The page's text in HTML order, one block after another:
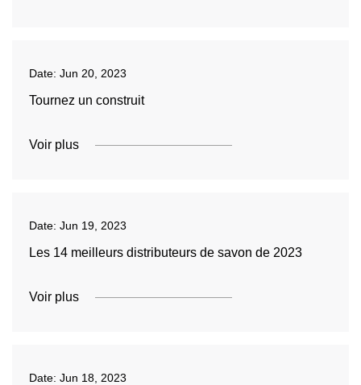
Date: Jun 20, 2023
Tournez un construit
Voir plus
Date: Jun 19, 2023
Les 14 meilleurs distributeurs de savon de 2023
Voir plus
Date: Jun 18, 2023